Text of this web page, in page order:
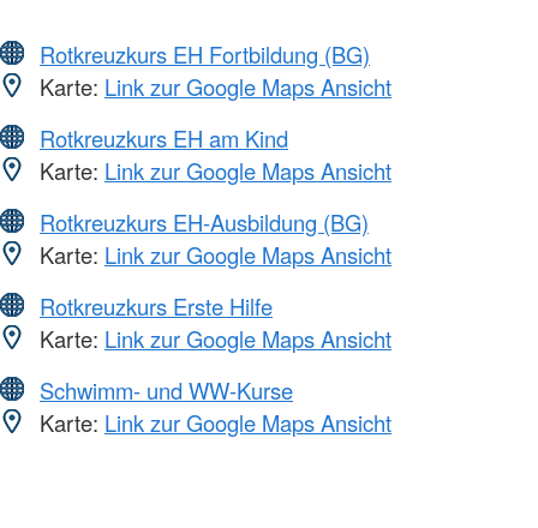
Rotkreuzkurs EH Fortbildung (BG)
Karte: Link zur Google Maps Ansicht
Rotkreuzkurs EH am Kind
Karte: Link zur Google Maps Ansicht
Rotkreuzkurs EH-Ausbildung (BG)
Karte: Link zur Google Maps Ansicht
Rotkreuzkurs Erste Hilfe
Karte: Link zur Google Maps Ansicht
Schwimm- und WW-Kurse
Karte: Link zur Google Maps Ansicht